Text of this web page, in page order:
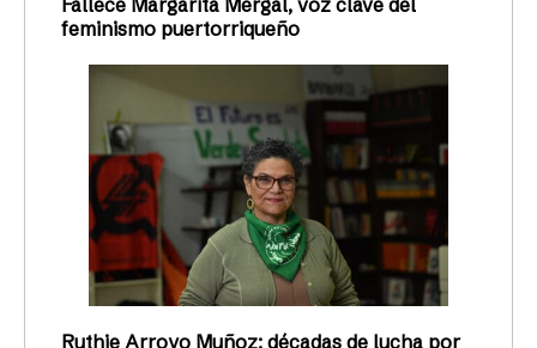
Fallece Margarita Mergal, voz clave del
feminismo puertorriqueño
Ruthie Arroyo Muñoz: décadas de lucha por